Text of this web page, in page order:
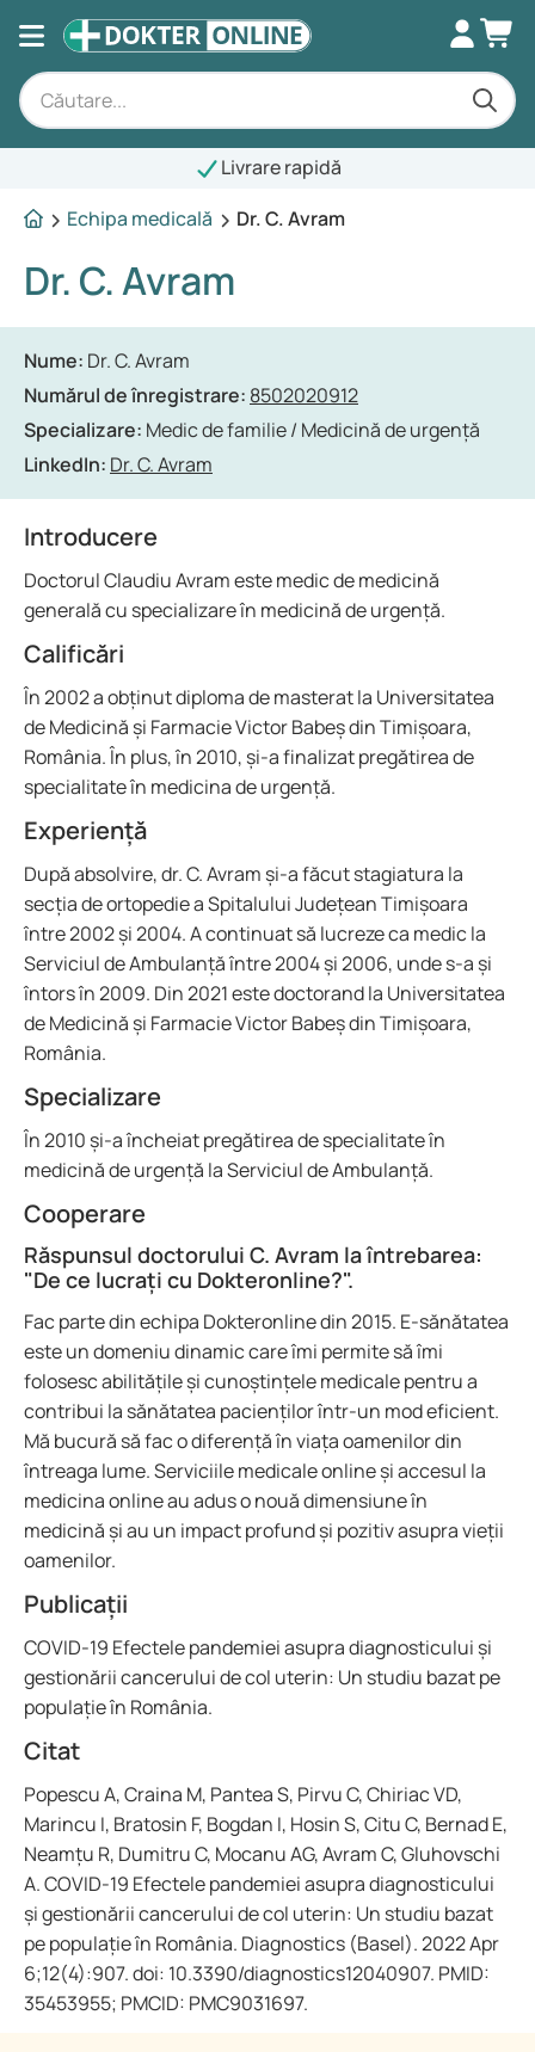
Livrare rapidă
Echipa medicală
Dr. C. Avram
Dr. C. Avram
Nume: Dr. C. Avram
Numărul de înregistrare: 8502020912
Specializare: Medic de familie / Medicină de urgență
LinkedIn: Dr. C. Avram
Introducere
Doctorul Claudiu Avram este medic de medicină
generală cu specializare în medicină de urgență.
Calificări
În 2002 a obținut diploma de masterat la Universitatea
de Medicină și Farmacie Victor Babeș din Timișoara,
România. În plus, în 2010, și-a finalizat pregătirea de
specialitate în medicina de urgență.
Experiență
După absolvire, dr. C. Avram și-a făcut stagiatura la
secția de ortopedie a Spitalului Județean Timișoara
între 2002 și 2004. A continuat să lucreze ca medic la
Serviciul de Ambulanță între 2004 și 2006, unde s-a și
întors în 2009. Din 2021 este doctorand la Universitatea
de Medicină și Farmacie Victor Babeș din Timișoara,
România.
Specializare
În 2010 și-a încheiat pregătirea de specialitate în
medicină de urgență la Serviciul de Ambulanță.
Cooperare
Răspunsul doctorului C. Avram la întrebarea:
"De ce lucrați cu Dokteronline?".
Fac parte din echipa Dokteronline din 2015. E-sănătatea
este un domeniu dinamic care îmi permite să îmi
folosesc abilitățile și cunoștințele medicale pentru a
contribui la sănătatea pacienților într-un mod eficient.
Mă bucură să fac o diferență în viața oamenilor din
întreaga lume. Serviciile medicale online și accesul la
medicina online au adus o nouă dimensiune în
medicină și au un impact profund și pozitiv asupra vieții
oamenilor.
Publicații
COVID-19 Efectele pandemiei asupra diagnosticului și
gestionării cancerului de col uterin: Un studiu bazat pe
populație în România.
Citat
Popescu A, Craina M, Pantea S, Pirvu C, Chiriac VD,
Marincu I, Bratosin F, Bogdan I, Hosin S, Citu C, Bernad E,
Neamțu R, Dumitru C, Mocanu AG, Avram C, Gluhovschi
A. COVID-19 Efectele pandemiei asupra diagnosticului
și gestionării cancerului de col uterin: Un studiu bazat
pe populație în România. Diagnostics (Basel). 2022 Apr
6;12(4):907. doi: 10.3390/diagnostics12040907. PMID:
35453955; PMCID: PMC9031697.